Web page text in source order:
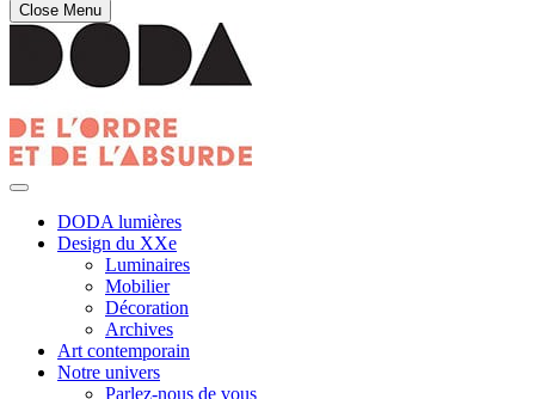
Close Menu
DODA lumières
Design du XXe
Luminaires
Mobilier
Décoration
Archives
Art contemporain
Notre univers
Parlez-nous de vous